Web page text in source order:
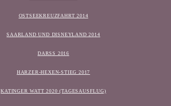
OSTSEEKREUZFAHRT 2014
SAARLAND UND DISNEYLAND 2014
DARSS 2016
HARZER-HEXEN-STIEG 2017
KATINGER WATT 2020 (TAGESAUSFLUG)